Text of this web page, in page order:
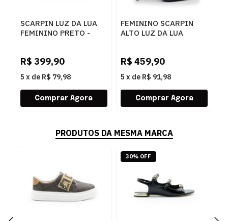
SCARPIN LUZ DA LUA
FEMININO PRETO -
R$ 399,90
5 x de R$ 79,98
FEMININO SCARPIN
ALTO LUZ DA LUA
R$ 459,90
5 x de R$ 91,98
PRODUTOS DA MESMA MARCA
30% OFF